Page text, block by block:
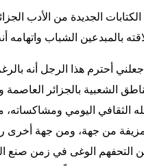
الجديدة من الأدب
بالمبدعين الشباب واتهامه
أحترم هذا الرجل أنه
الشعبية بالجزائر العاصمة
الثقافي اليومي ومشاكساته،
من جهة، ومن جهة أخرى
التحفهم الوغى في زمن صنع